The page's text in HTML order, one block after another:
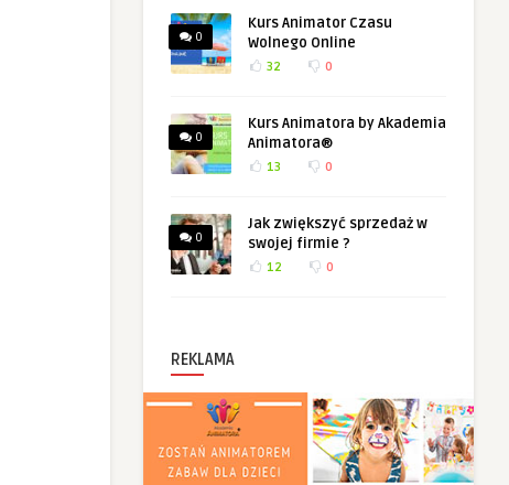
0
Kurs Animator Czasu
Wolnego Online
32 0
0
Kurs Animatora by Akademia
Animatora®
13 0
0
Jak zwiększyć sprzedaż w
swojej firmie ?
12 0
REKLAMA